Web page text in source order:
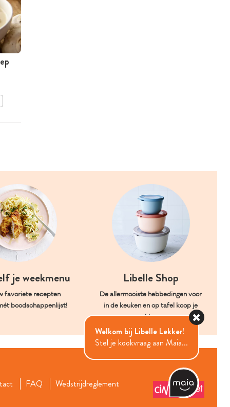
je weekmenu
favoriete recepten
boodschappenlijst!
Libelle Shop
De allermooiste hebbedingen voor
in de keuken en op tafel koop je
hier.
FAQ Wedstrijdreglement
Welkom bij Libelle Lekker!
Stel je kookvraag aan Maia...